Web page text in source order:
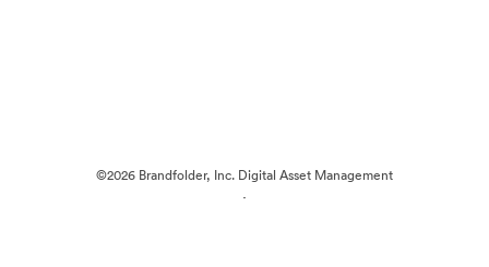
©2026 Brandfolder, Inc. Digital Asset Management
·